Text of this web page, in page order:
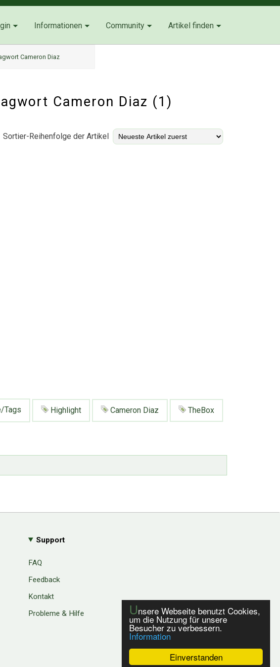
Einverstanden
Unsere Webseite benutzt Cookies,
um die Nutzung für unsere
Besucher zu verbessern.
Information
Informationen Community Artikel finden
Cameron Diaz
Cameron Diaz (1)
Sortier-Reihenfolge der Artikel
Tags Highlight Cameron Diaz TheBox
Support
FAQ
Feedback
Kontakt
Probleme & Hilfe